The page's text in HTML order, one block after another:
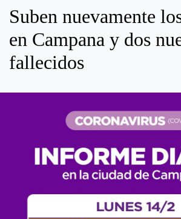
Suben nuevamente
en Campana y dos
fallecidos